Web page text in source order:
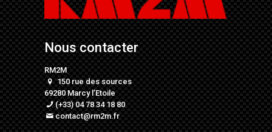
Nous contacter
RM2M
150 rue des sources
69280 Marcy l’Etoile
(+33) 04 78 34 18 80
contact@rm2m.fr